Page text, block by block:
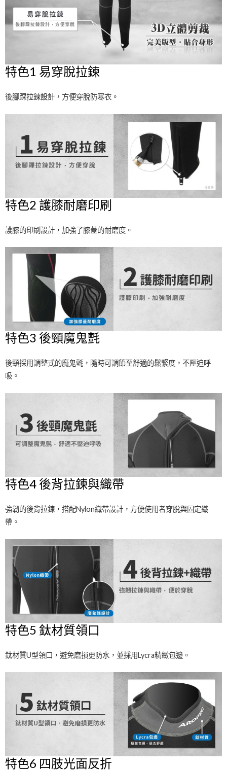
特色1 易穿脫拉鍊
後腳踝拉鍊設計，方便穿脫防寒衣。
特色2 護膝耐磨印刷
護膝的印刷設計，加強了膝蓋的耐磨度。
特色3 後頸魔鬼氈
後頸採用調整式的魔鬼氈，隨時可調節至舒適的鬆緊度，不壓迫呼
吸。
特色4 後背拉鍊與織帶
強韌的後背拉鍊，搭配Nylon織帶設計，方便使用者穿脫與固定織
帶。
特色5 鈦材質領口
鈦材質U型領口，避免磨損更防水，並採用Lycra精緻包邊。
特色6 四肢光面反折